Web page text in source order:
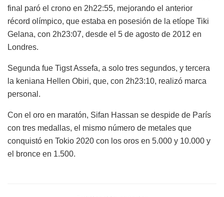
final paró el crono en 2h22:55, mejorando el anterior
récord olímpico, que estaba en posesión de la etíope Tiki
Gelana, con 2h23:07, desde el 5 de agosto de 2012 en
Londres.
Segunda fue Tigst Assefa, a solo tres segundos, y tercera
la keniana Hellen Obiri, que, con 2h23:10, realizó marca
personal.
Con el oro en maratón, Sifan Hassan se despide de París
con tres medallas, el mismo número de metales que
conquistó en Tokio 2020 con los oros en 5.000 y 10.000 y
el bronce en 1.500.